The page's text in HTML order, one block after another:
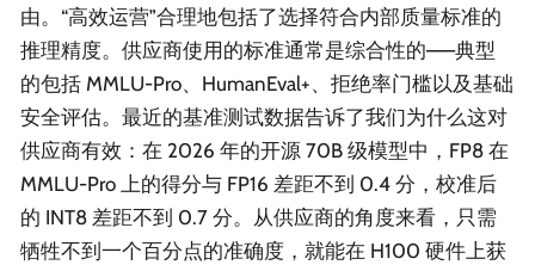
由。“高效运营”合理地包括了选择符合内部质量标准的
推理精度。供应商使用的标准通常是综合性的——典型
的包括 MMLU-Pro、HumanEval+、拒绝率门槛以及基础
安全评估。最近的基准测试数据告诉了我们为什么这对
供应商有效：在 2026 年的开源 70B 级模型中，FP8 在
MMLU-Pro 上的得分与 FP16 差距不到 0.4 分，校准后
的 INT8 差距不到 0.7 分。从供应商的角度来看，只需
牺牲不到一个百分点的准确度，就能在 H100 硬件上获